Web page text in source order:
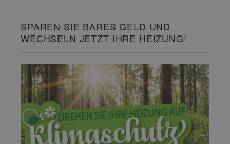
SPAREN SIE BARES GELD UND
WECHSELN JETZT IHRE HEIZUNG!